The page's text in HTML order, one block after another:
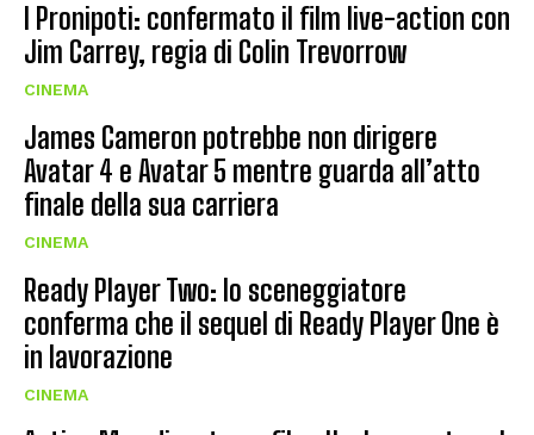
I Pronipoti: confermato il film live-action con
Jim Carrey, regia di Colin Trevorrow
CINEMA
James Cameron potrebbe non dirigere
Avatar 4 e Avatar 5 mentre guarda all’atto
finale della sua carriera
CINEMA
Ready Player Two: lo sceneggiatore
conferma che il sequel di Ready Player One è
in lavorazione
CINEMA